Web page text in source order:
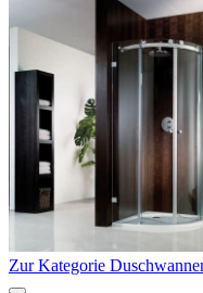
Zur Kategorie